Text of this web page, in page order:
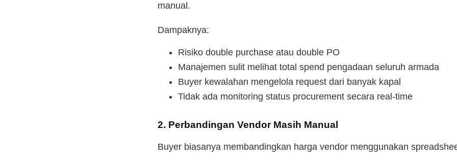
manual.
Dampaknya:
Risiko double purchase atau double PO
Manajemen sulit melihat total spend pengadaan seluruh armada
Buyer kewalahan mengelola request dari banyak kapal
Tidak ada monitoring status procurement secara real-time
2. Perbandingan Vendor Masih Manual
Buyer biasanya membandingkan harga vendor menggunakan